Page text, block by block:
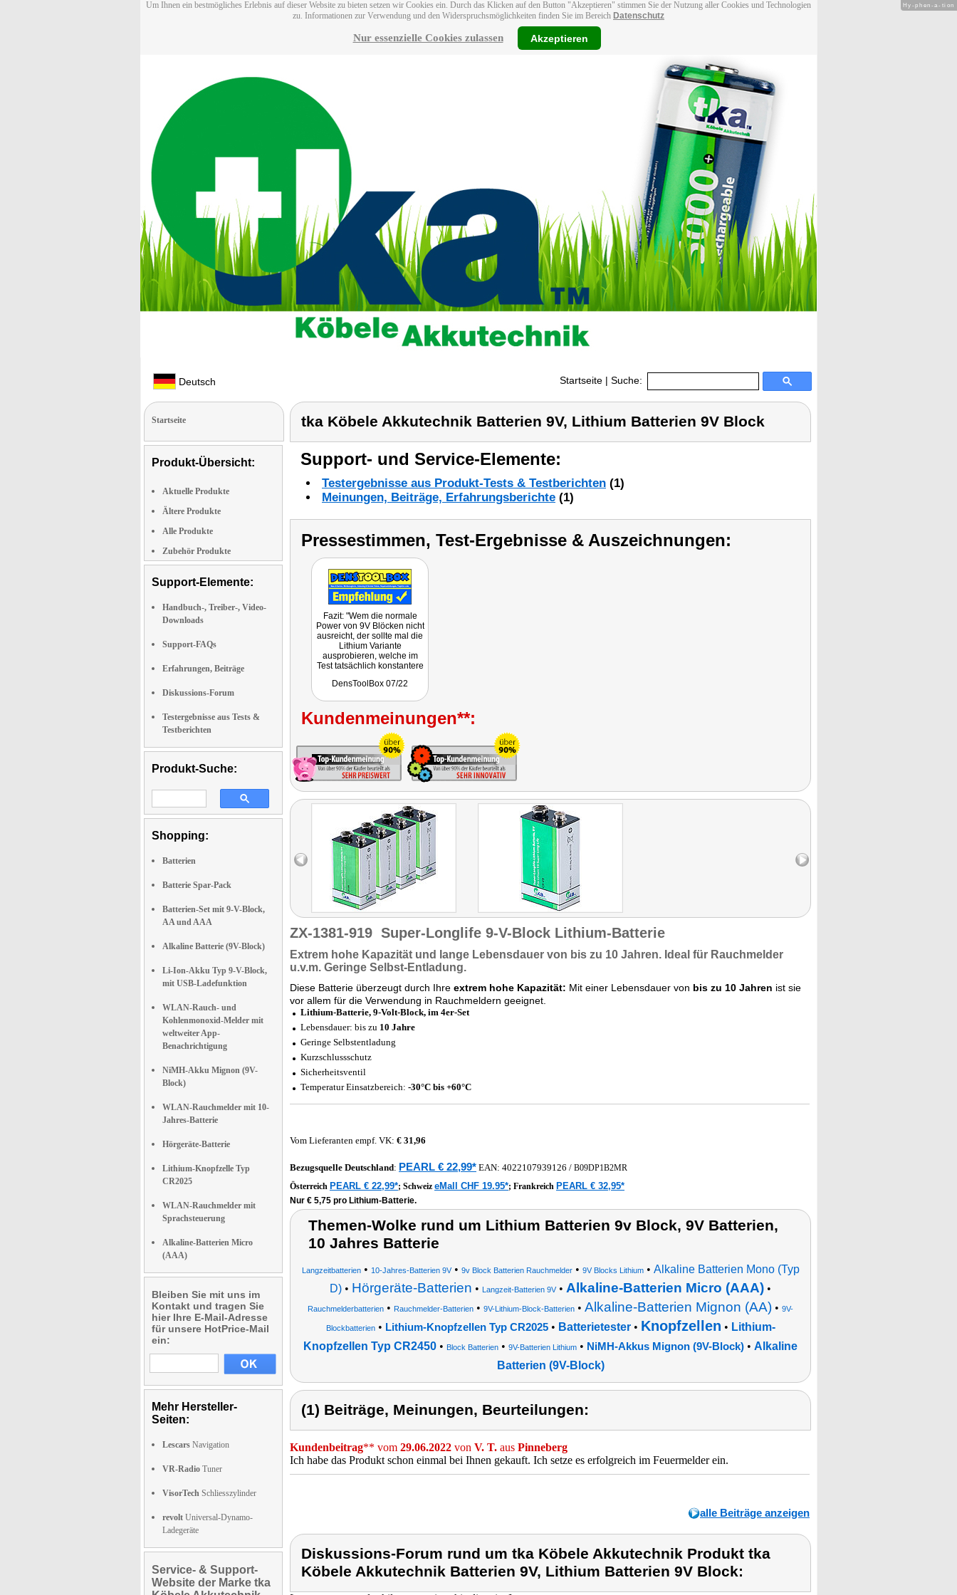
Um Ihnen ein bestmögliches Erlebnis auf dieser Website zu bieten setzen wir Cookies ein. Durch das Klicken auf den Button "Akzeptieren" stimmen Sie der Nutzung aller Cookies und Technologien
zu. Informationen zur Verwendung und den Widerspruchsmöglichkeiten finden Sie im Bereich Datenschutz
Nur essenzielle Cookies zulassen Akzeptieren
Deutsch Startseite | Suche:
Startseite
Produkt-Übersicht:
Aktuelle Produkte
Ältere Produkte
Alle Produkte
Zubehör Produkte
Support-Elemente:
Handbuch-, Treiber-, Video-
Downloads
Support-FAQs
Erfahrungen, Beiträge
Diskussions-Forum
Testergebnisse aus Tests &
Testberichten
Produkt-Suche:
Shopping:
Batterien
Batterie Spar-Pack
Batterien-Set mit 9-V-Block,
AA und AAA
Alkaline Batterie (9V-Block)
Li-Ion-Akku Typ 9-V-Block,
mit USB-Ladefunktion
WLAN-Rauch- und
Kohlenmonoxid-Melder mit
weltweiter App-
Benachrichtigung
NiMH-Akku Mignon (9V-
Block)
WLAN-Rauchmelder mit 10-
Jahres-Batterie
Hörgeräte-Batterie
Lithium-Knopfzelle Typ
CR2025
WLAN-Rauchmelder mit
Sprachsteuerung
Alkaline-Batterien Micro
(AAA)
Bleiben Sie mit uns im
Kontakt und tragen Sie
hier Ihre E-Mail-Adresse
für unsere HotPrice-Mail
ein:
Mehr Hersteller-
Seiten:
Lescars Navigation
VR-Radio Tuner
VisorTech Schliesszylinder
revolt Universal-Dynamo-
Ladegeräte
Service- & Support-
Website der Marke tka
tka Köbele Akkutechnik Batterien 9V, Lithium Batterien 9V Block
Support- und Service-Elemente:
Testergebnisse aus Produkt-Tests & Testberichten (1)
Meinungen, Beiträge, Erfahrungsberichte (1)
Pressestimmen, Test-Ergebnisse & Auszeichnungen:
Fazit: "Wem die normale
Power von 9V Blöcken nicht
ausreicht, der sollte mal die
Lithium Variante
ausprobieren, welche im
Test tatsächlich konstantere
Perfekt für
DensToolBox 07/22
Kundenmeinungen**:
ZX-1381-919 Super-Longlife 9-V-Block Lithium-Batterie
Extrem hohe Kapazität und lange Lebensdauer von bis zu 10 Jahren. Ideal für Rauchmelder
u.v.m. Geringe Selbst-Entladung.
Diese Batterie überzeugt durch Ihre extrem hohe Kapazität: Mit einer Lebensdauer von bis zu 10 Jahren ist sie
vor allem für die Verwendung in Rauchmeldern geeignet.
Lithium-Batterie, 9-Volt-Block, im 4er-Set
Lebensdauer: bis zu 10 Jahre
Geringe Selbstentladung
Kurzschlussschutz
Sicherheitsventil
Temperatur Einsatzbereich: -30°C bis +60°C
Vom Lieferanten empf. VK: € 31,96
Bezugsquelle Deutschland: PEARL € 22,99* EAN: 4022107939126 / B09DP1B2MR
Österreich PEARL € 22,99*; Schweiz eMall CHF 19.95*; Frankreich PEARL € 32,95*
Nur € 5,75 pro Lithium-Batterie.
Themen-Wolke rund um Lithium Batterien 9v Block, 9V Batterien,
10 Jahres Batterie
Langzeitbatterien• 10-Jahres-Batterien 9V• 9v Block Batterien Rauchmelder• 9V Blocks Lithium• Alkaline Batterien Mono (Typ
D) • Hörgeräte-Batterien • Langzeit-Batterien 9V• Alkaline-Batterien Micro (AAA) •
Rauchmelderbatterien • Rauchmelder-Batterien • 9V-Lithium-Block-Batterien • Alkaline-Batterien Mignon (AA) • 9V-
Blockbatterien• Lithium-Knopfzellen Typ CR2025• Batterietester• Knopfzellen • Lithium-
Knopfzellen Typ CR2450 • Block Batterien • 9V-Batterien Lithium • NiMH-Akkus Mignon (9V-Block) • Alkaline
Batterien (9V-Block)
(1) Beiträge, Meinungen, Beurteilungen:
Kundenbeitrag** vom 29.06.2022 von V. T. aus Pinneberg
Ich habe das Produkt schon einmal bei Ihnen gekauft. Ich setze es erfolgreich im Feuermelder ein.
alle Beiträge anzeigen
Diskussions-Forum rund um tka Köbele Akkutechnik Produkt tka
Köbele Akkutechnik Batterien 9V, Lithium Batterien 9V Block:
Hy-phen-a-tion